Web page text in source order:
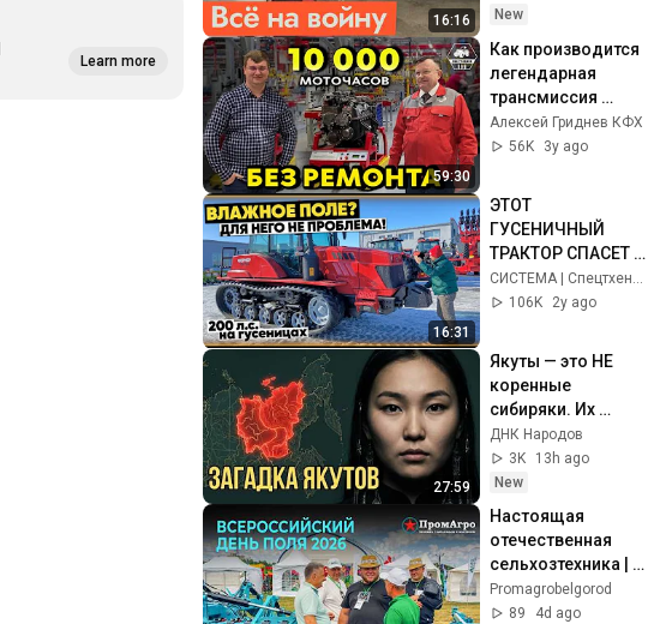
Learn more
16:16
@Максим Кац
New
59:30
Как производится
легендарная
трансмиссия
трактора Кировец.
На Кировском
Алексей Гриднев КФХ
56K
3y ago
16:31
ЭТОТ
ГУСЕНИЧНЫЙ
ТРАКТОР СПАСЕТ
ТВОЙ УРОЖАЙ //
МТЗ-2103 он же
106K
2y ago
27:59
Якуты — это НЕ
коренные
сибиряки. Их
настоящая
история шокирует
ДНК Народов
3K
13h ago
New
Настоящая
отечественная
сельхозтехника |
Всероссийский
день поля 2026 |
Promagrobelgorod
89
4d ago